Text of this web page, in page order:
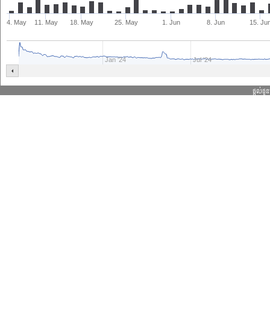
4. May 11. May 18. May 25. May 1. Jun 8. Jun 15.
Jan '24 Jul '24
ផ្តល់